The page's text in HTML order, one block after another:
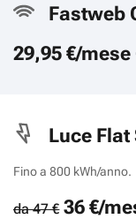
Fastweb
29,95 €/mese
Luce Flat
Fino a 800 kWh/anno.
da 47 €36 €/